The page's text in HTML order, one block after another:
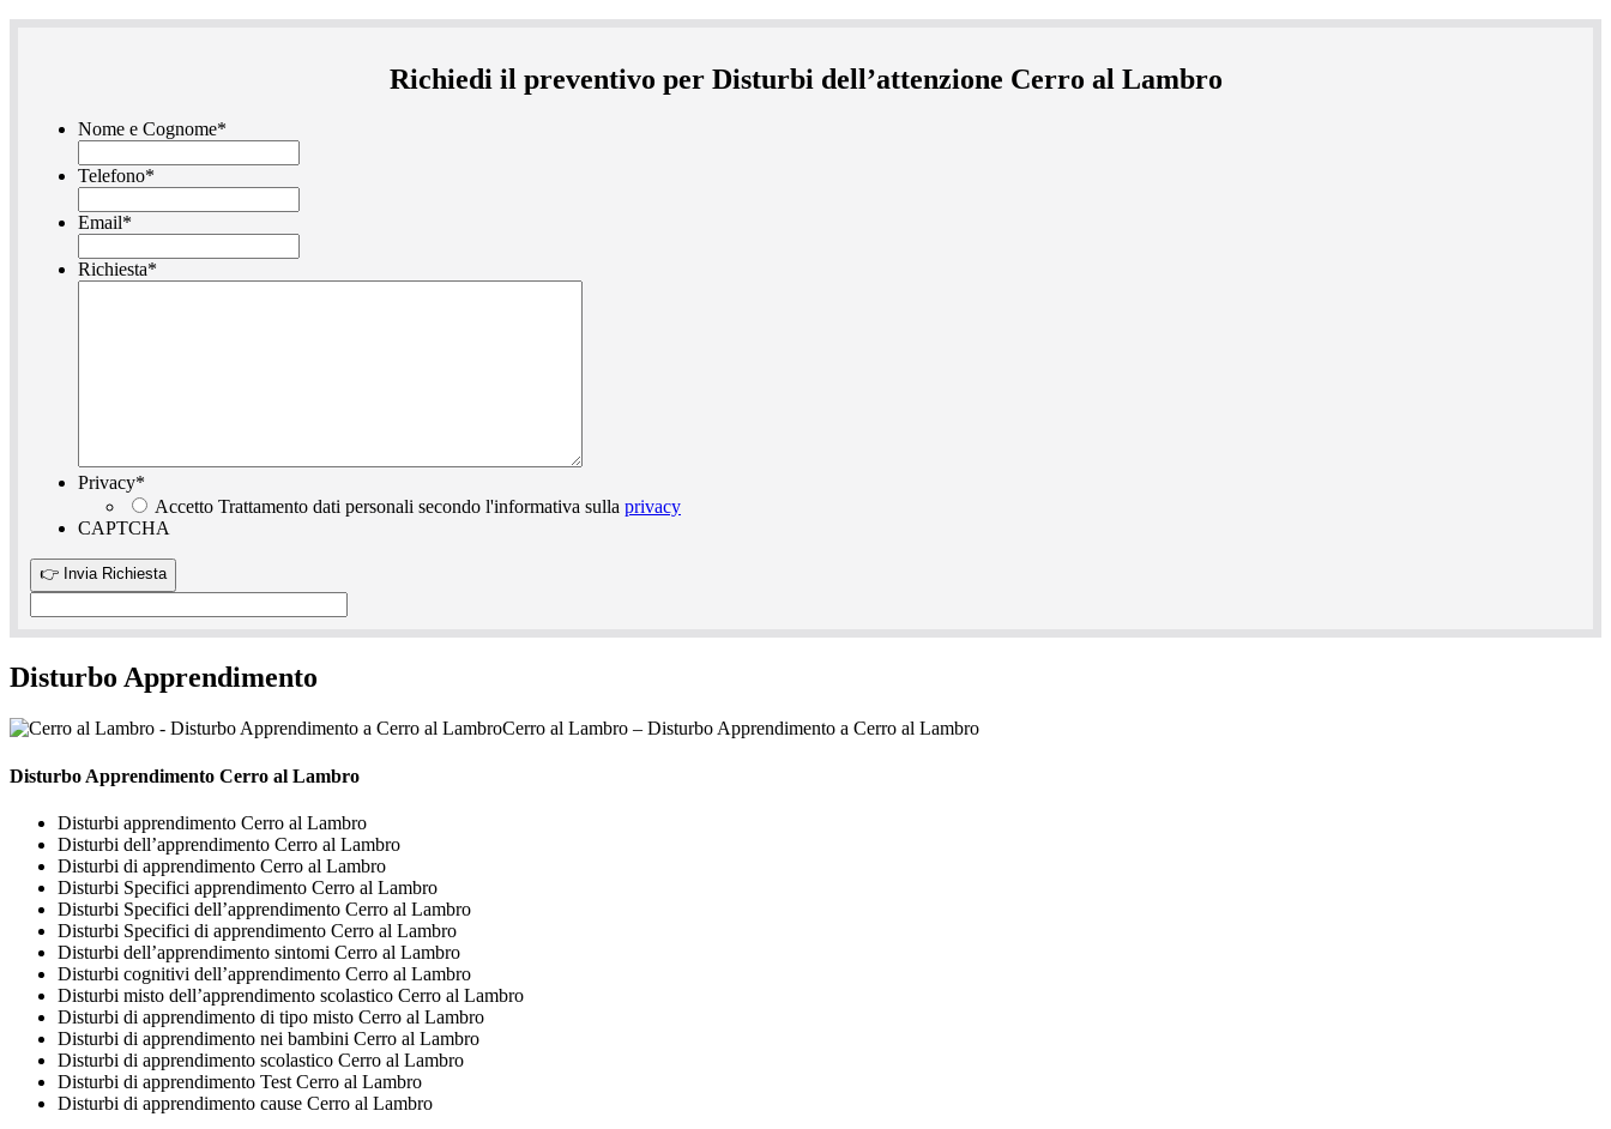
Richiedi il preventivo per Disturbi dell’attenzione Cerro al Lambro
Nome e Cognome*
Telefono*
Email*
Richiesta*
Privacy*
Accetto Trattamento dati personali secondo l'informativa sulla privacy
CAPTCHA
Disturbo Apprendimento
Cerro al Lambro – Disturbo Apprendimento a Cerro al Lambro
Disturbo Apprendimento Cerro al Lambro
Disturbi apprendimento Cerro al Lambro
Disturbi dell’apprendimento Cerro al Lambro
Disturbi di apprendimento Cerro al Lambro
Disturbi Specifici apprendimento Cerro al Lambro
Disturbi Specifici dell’apprendimento Cerro al Lambro
Disturbi Specifici di apprendimento Cerro al Lambro
Disturbi dell’apprendimento sintomi Cerro al Lambro
Disturbi cognitivi dell’apprendimento Cerro al Lambro
Disturbi misto dell’apprendimento scolastico Cerro al Lambro
Disturbi di apprendimento di tipo misto Cerro al Lambro
Disturbi di apprendimento nei bambini Cerro al Lambro
Disturbi di apprendimento scolastico Cerro al Lambro
Disturbi di apprendimento Test Cerro al Lambro
Disturbi di apprendimento cause Cerro al Lambro